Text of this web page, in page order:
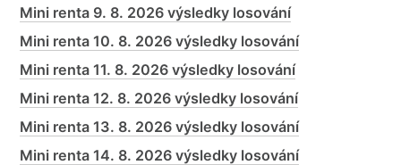
Mini renta 9. 8. 2026 výsledky losování
Mini renta 10. 8. 2026 výsledky losování
Mini renta 11. 8. 2026 výsledky losování
Mini renta 12. 8. 2026 výsledky losování
Mini renta 13. 8. 2026 výsledky losování
Mini renta 14. 8. 2026 výsledky losování